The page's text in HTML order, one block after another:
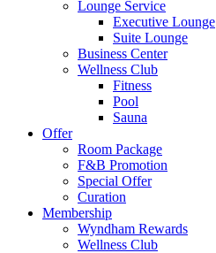
Lounge Service
Executive Lounge
Suite Lounge
Business Center
Wellness Club
Fitness
Pool
Sauna
Offer
Room Package
F&B Promotion
Special Offer
Curation
Membership
Wyndham Rewards
Wellness Club